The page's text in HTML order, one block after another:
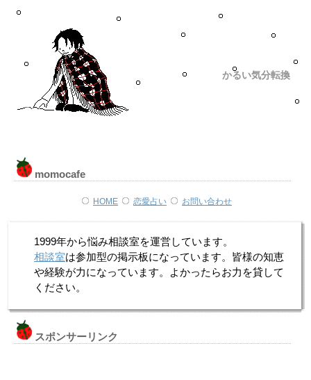
かるい気分転換
momocafe
HOME 恋愛占い お問い合わせ
1999年から悩み相談室を運営しています。
相談室は参加型の掲示板になっています。皆様の知恵
や経験が力になっています。よかったらお力を貸して
ください。
スポンサーリンク